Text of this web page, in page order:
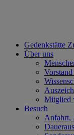
Gedenkstätte
Über uns
Mitglied
Besuch
Anfahrt,